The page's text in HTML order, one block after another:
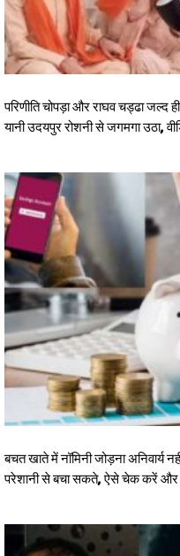
परिणीति चोपड़ा और राघव चड्ढा जल्द
यानी उदयपुर रोशनी से जगमगा उठा,
बचत खाते में नॉमिनी जोड़ना अनिवार्य
परेशानी से बचा सकते, ऐसे चेक करें और